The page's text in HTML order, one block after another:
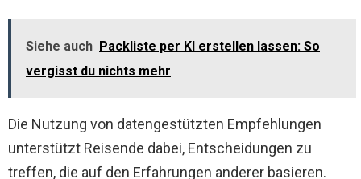
Siehe auch Packliste per KI erstellen lassen: So
vergisst du nichts mehr
Die Nutzung von datengestützten Empfehlungen
unterstützt Reisende dabei, Entscheidungen zu
treffen, die auf den Erfahrungen anderer basieren.